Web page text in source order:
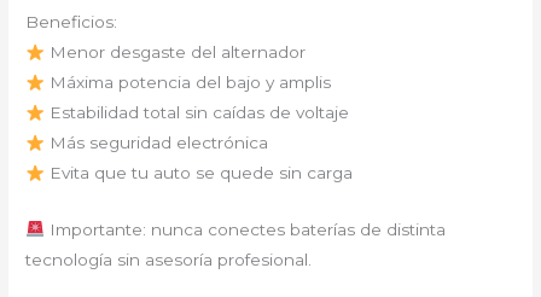
Beneficios:
Menor desgaste del alternador
Máxima potencia del bajo y amplis
Estabilidad total sin caídas de voltaje
Más seguridad electrónica
Evita que tu auto se quede sin carga
Importante: nunca conectes baterías de distinta
tecnología sin asesoría profesional.